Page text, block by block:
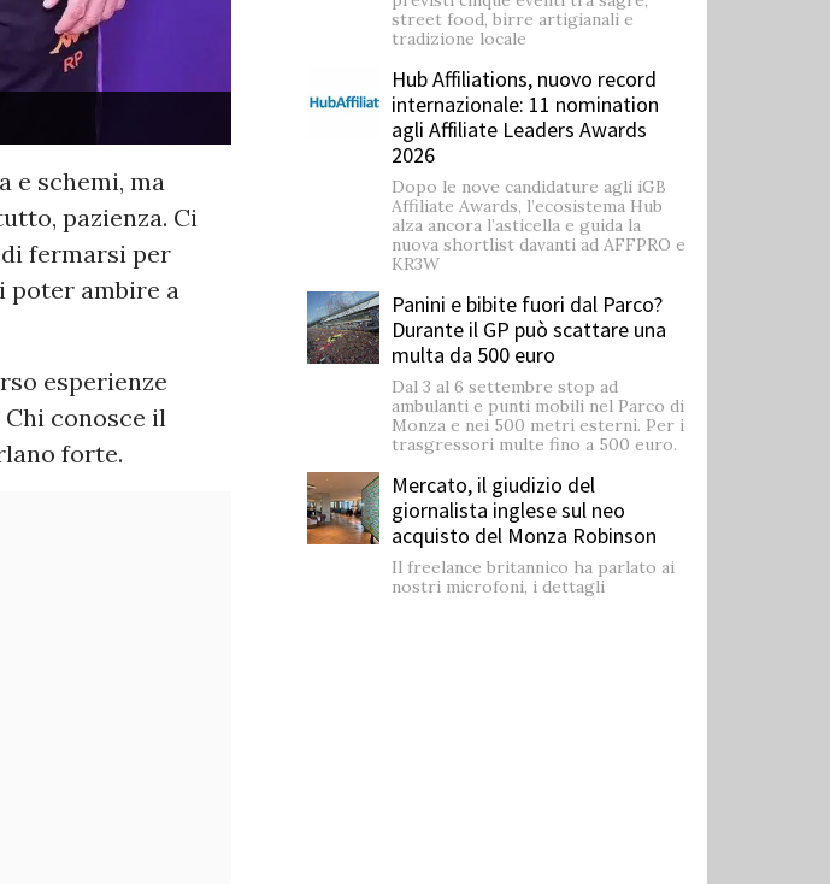
e schemi, ma
pazienza. Ci
fermarsi per
poter ambire a
esperienze
conosce il
forte.
street food, birre artigianali e
tradizione locale
Hub Affiliations, nuovo record
internazionale: 11 nomination
agli Affiliate Leaders Awards
2026
Dopo le nove candidature agli iGB
Affiliate Awards, l’ecosistema Hub
alza ancora l’asticella e guida la
nuova shortlist davanti ad AFFPRO e
KR3W
Panini e bibite fuori dal Parco?
Durante il GP può scattare una
multa da 500 euro
Dal 3 al 6 settembre stop ad
ambulanti e punti mobili nel Parco di
Monza e nei 500 metri esterni. Per i
trasgressori multe fino a 500 euro.
Mercato, il giudizio del
giornalista inglese sul neo
acquisto del Monza Robinson
Il freelance britannico ha parlato ai
nostri microfoni, i dettagli